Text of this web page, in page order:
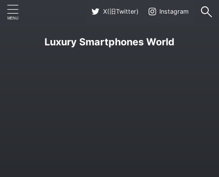
X(旧Twitter) Instagram
Luxury Smartphones World